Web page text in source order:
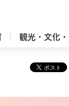
観光・文化